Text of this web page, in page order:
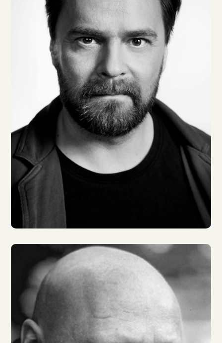
David Nathan